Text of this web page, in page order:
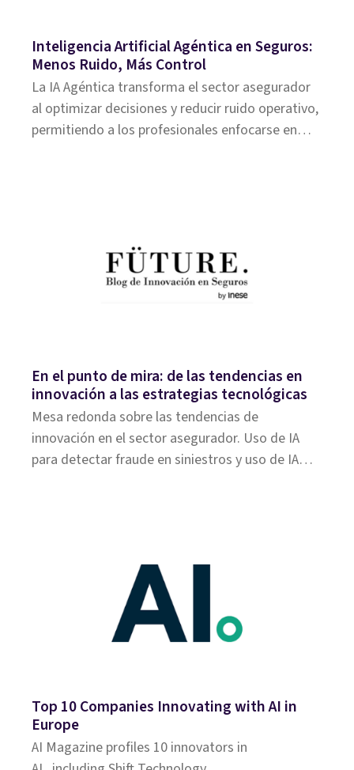
Inteligencia Artificial Agéntica en Seguros:
Menos Ruido, Más Control
La IA Agéntica transforma el sector asegurador
al optimizar decisiones y reducir ruido operativo,
permitiendo a los profesionales enfocarse en
En el punto de mira: de las tendencias en
innovación a las estrategias tecnológicas
Mesa redonda sobre las tendencias de
innovación en el sector asegurador. Uso de IA
para detectar fraude en siniestros y uso de IA
Top 10 Companies Innovating with AI in
Europe
AI Magazine profiles 10 innovators in